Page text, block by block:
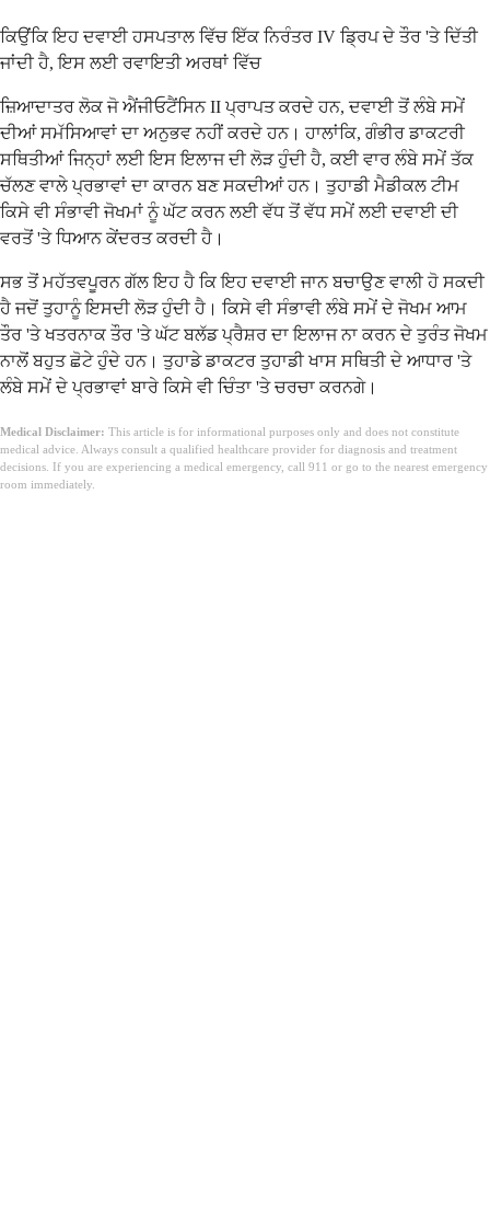
ਕਿਉਂਕਿ ਇਹ ਦਵਾਈ ਹਸਪਤਾਲ ਵਿੱਚ ਇੱਕ ਨਿਰੰਤਰ IV ਡ੍ਰਿਪ ਦੇ ਤੌਰ 'ਤੇ ਦਿੱਤੀ
ਜਾਂਦੀ ਹੈ, ਇਸ ਲਈ ਰਵਾਇਤੀ ਅਰਥਾਂ ਵਿੱਚ
ਜ਼ਿਆਦਾਤਰ ਲੋਕ ਜੋ ਐਂਜੀਓਟੈਂਸਿਨ II ਪ੍ਰਾਪਤ ਕਰਦੇ ਹਨ, ਦਵਾਈ ਤੋਂ ਲੰਬੇ ਸਮੇਂ
ਦੀਆਂ ਸਮੱਸਿਆਵਾਂ ਦਾ ਅਨੁਭਵ ਨਹੀਂ ਕਰਦੇ ਹਨ। ਹਾਲਾਂਕਿ, ਗੰਭੀਰ ਡਾਕਟਰੀ
ਸਥਿਤੀਆਂ ਜਿਨ੍ਹਾਂ ਲਈ ਇਸ ਇਲਾਜ ਦੀ ਲੋੜ ਹੁੰਦੀ ਹੈ, ਕਈ ਵਾਰ ਲੰਬੇ ਸਮੇਂ ਤੱਕ
ਚੱਲਣ ਵਾਲੇ ਪ੍ਰਭਾਵਾਂ ਦਾ ਕਾਰਨ ਬਣ ਸਕਦੀਆਂ ਹਨ। ਤੁਹਾਡੀ ਮੈਡੀਕਲ ਟੀਮ
ਕਿਸੇ ਵੀ ਸੰਭਾਵੀ ਜੋਖਮਾਂ ਨੂੰ ਘੱਟ ਕਰਨ ਲਈ ਵੱਧ ਤੋਂ ਵੱਧ ਸਮੇਂ ਲਈ ਦਵਾਈ ਦੀ
ਵਰਤੋਂ 'ਤੇ ਧਿਆਨ ਕੇਂਦਰਤ ਕਰਦੀ ਹੈ।
ਸਭ ਤੋਂ ਮਹੱਤਵਪੂਰਨ ਗੱਲ ਇਹ ਹੈ ਕਿ ਇਹ ਦਵਾਈ ਜਾਨ ਬਚਾਉਣ ਵਾਲੀ ਹੋ ਸਕਦੀ
ਹੈ ਜਦੋਂ ਤੁਹਾਨੂੰ ਇਸਦੀ ਲੋੜ ਹੁੰਦੀ ਹੈ। ਕਿਸੇ ਵੀ ਸੰਭਾਵੀ ਲੰਬੇ ਸਮੇਂ ਦੇ ਜੋਖਮ ਆਮ
ਤੌਰ 'ਤੇ ਖਤਰਨਾਕ ਤੌਰ 'ਤੇ ਘੱਟ ਬਲੱਡ ਪ੍ਰੈਸ਼ਰ ਦਾ ਇਲਾਜ ਨਾ ਕਰਨ ਦੇ ਤੁਰੰਤ ਜੋਖਮ
ਨਾਲੋਂ ਬਹੁਤ ਛੋਟੇ ਹੁੰਦੇ ਹਨ। ਤੁਹਾਡੇ ਡਾਕਟਰ ਤੁਹਾਡੀ ਖਾਸ ਸਥਿਤੀ ਦੇ ਆਧਾਰ 'ਤੇ
ਲੰਬੇ ਸਮੇਂ ਦੇ ਪ੍ਰਭਾਵਾਂ ਬਾਰੇ ਕਿਸੇ ਵੀ ਚਿੰਤਾ 'ਤੇ ਚਰਚਾ ਕਰਨਗੇ।
Medical Disclaimer: This article is for informational purposes only and does not constitute
medical advice. Always consult a qualified healthcare provider for diagnosis and treatment
decisions. If you are experiencing a medical emergency, call 911 or go to the nearest emergency
room immediately.